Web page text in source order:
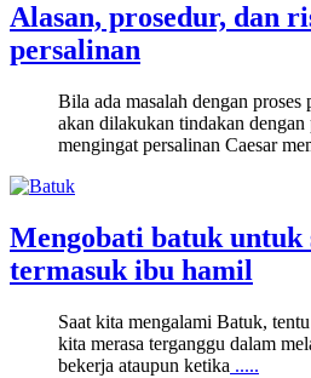
Alasan, prosedur, dan
persalinan
Bila ada masalah dengan proses
akan dilakukan tindakan dengan
mengingat persalinan Caesar
Mengobati batuk untuk
termasuk ibu hamil
Saat kita mengalami Batuk,
kita merasa terganggu dalam
bekerja ataupun ketika .....